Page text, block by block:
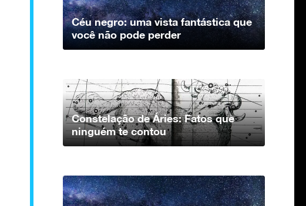
Céu negro: uma vista fantástica que
você não pode perder
Constelação de Áries: Fatos que
ninguém te contou